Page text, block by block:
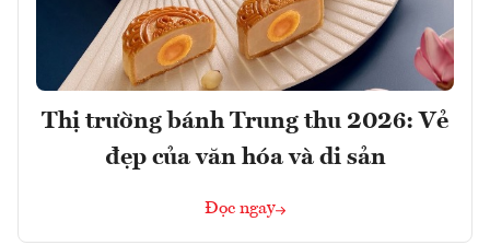
Thị trường bánh Trung thu 2026: Vẻ
đẹp của văn hóa và di sản
Đọc ngay